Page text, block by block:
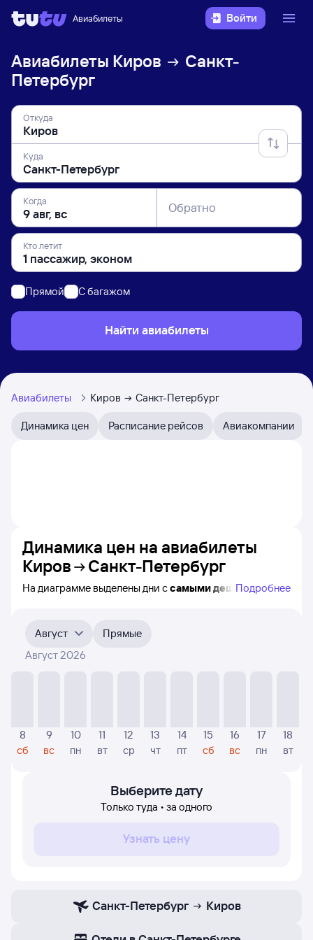
Авиабилеты Войти
Авиабилеты Киров
Санкт-
Петербург
Откуда
Куда
Когда Обратно
Кто летит
Прямой C багажом
Найти авиабилеты
Авиабилеты Киров Санкт-Петербург
Динамика цен Расписание рейсов Авиакомпании
Динамика цен на авиабилеты
Киров
Санкт-Петербург
На диаграмме выделены дни ссамыми дешёвыми
4-5 месяца. Выберите дату, перейдите по клику
к поиску авиабилетов и просмотру
Если никто не искал авиабилетов по маршруту
Киров — Санкт-Петербург, то цены могут
отсутствовать частично или полностью. В этом случае
Подробнее
Август
Прямые
Август 2026
8
сб
9
вс
10
пн
11
вт
12
ср
13
чт
14
пт
15
сб
16
вс
17
пн
18
вт
Выберите дату
Только туда • за одного
Узнать цену
Санкт-Петербург Киров